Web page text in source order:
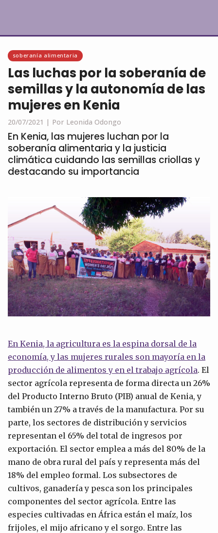
soberanía alimentaria
Las luchas por la soberanía de
semillas y la autonomía de las
mujeres en Kenia
20/07/2021 | Por Leonida Odongo
En Kenia, las mujeres luchan por la
soberanía alimentaria y la justicia
climática cuidando las semillas criollas y
destacando su importancia
En Kenia, la agricultura es la espina dorsal de la
economía, y las mujeres rurales son mayoría en la
producción de alimentos y en el trabajo agrícola. El
sector agrícola representa de forma directa un 26%
del Producto Interno Bruto (PIB) anual de Kenia, y
también un 27% a través de la manufactura. Por su
parte, los sectores de distribución y servicios
representan el 65% del total de ingresos por
exportación. El sector emplea a más del 80% de la
mano de obra rural del país y representa más del
18% del empleo formal. Los subsectores de
cultivos, ganadería y pesca son los principales
componentes del sector agrícola. Entre las
especies cultivadas en África están el maíz, los
frijoles, el mijo africano y el sorgo. Entre las